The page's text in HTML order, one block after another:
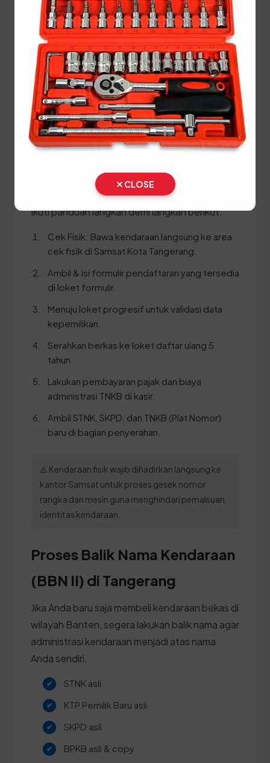
(Ganti Plat) di Banten
Setiap lima tahun, pemilik kendaraan wajib
melakukan pergantian pelat nomor dan cek fisik
kendaraan. Siapkan dokumen tambahan ini:
STNK asli
KTP asli
BPKB asli & copy
Ikuti panduan langkah demi langkah berikut:
Cek Fisik: Bawa kendaraan langsung ke area
cek fisik di Samsat Kota Tangerang.
Ambil & isi formulir pendaftaran yang tersedia
di loket formulir.
Menuju loket progresif untuk validasi data
kepemilikan.
Serahkan berkas ke loket daftar ulang 5
tahun.
Lakukan pembayaran pajak dan biaya
administrasi TNKB di kasir.
Ambil STNK, SKPD, dan TNKB (Plat Nomor)
baru di bagian penyerahan.
⚠️ Kendaraan fisik wajib dihadirkan langsung ke
kantor Samsat untuk proses gesek nomor
rangka dan mesin guna menghindari pemalsuan
identitas kendaraan.
Proses Balik Nama Kendaraan
(BBN II) di Tangerang
Jika Anda baru saja membeli kendaraan bekas di
wilayah Banten, segera lakukan balik nama agar
administrasi kendaraan menjadi atas nama
Anda sendiri.
STNK asli
KTP Pemilik Baru asli
SKPD asli
BPKB asli & copy
CLOSE